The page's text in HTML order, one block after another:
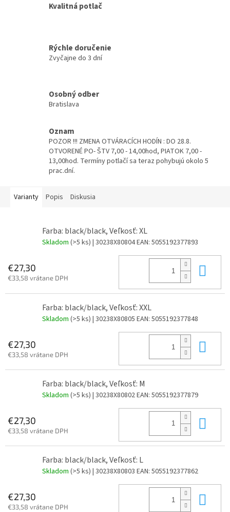
Kvalitná potlač
Rýchle doručenie
Zvyčajne do 3 dní
Osobný odber
Bratislava
Oznam
POZOR !!! ZMENA OTVÁRACÍCH HODÍN : DO 28.8.
OTVORENÉ PO- ŠTV 7,00 - 14,00hod, PIATOK 7,00 -
13,00hod. Termíny potlačí sa teraz pohybujú okolo 5
prac.dní.
Varianty Popis Diskusia
Farba: black/black, Veľkosť: XL
Skladom (>5 ks) | 30238X80804EAN: 5055192377893
€27,30
€33,58 vrátane DPH
Farba: black/black, Veľkosť: XXL
Skladom (>5 ks) | 30238X80805 EAN: 5055192377848
€27,30
€33,58 vrátane DPH
Farba: black/black, Veľkosť: M
Skladom (>5 ks) | 30238X80802EAN: 5055192377879
€27,30
€33,58 vrátane DPH
Farba: black/black, Veľkosť: L
Skladom (>5 ks) | 30238X80803 EAN: 5055192377862
€27,30
€33,58 vrátane DPH